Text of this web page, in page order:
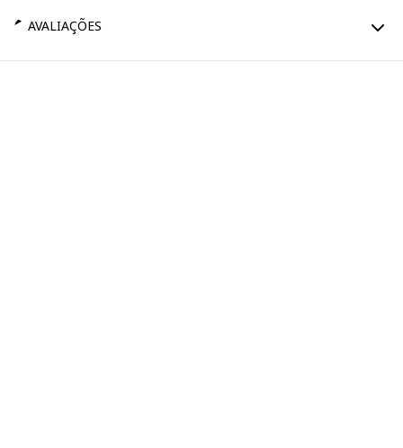
AVALIAÇÕES